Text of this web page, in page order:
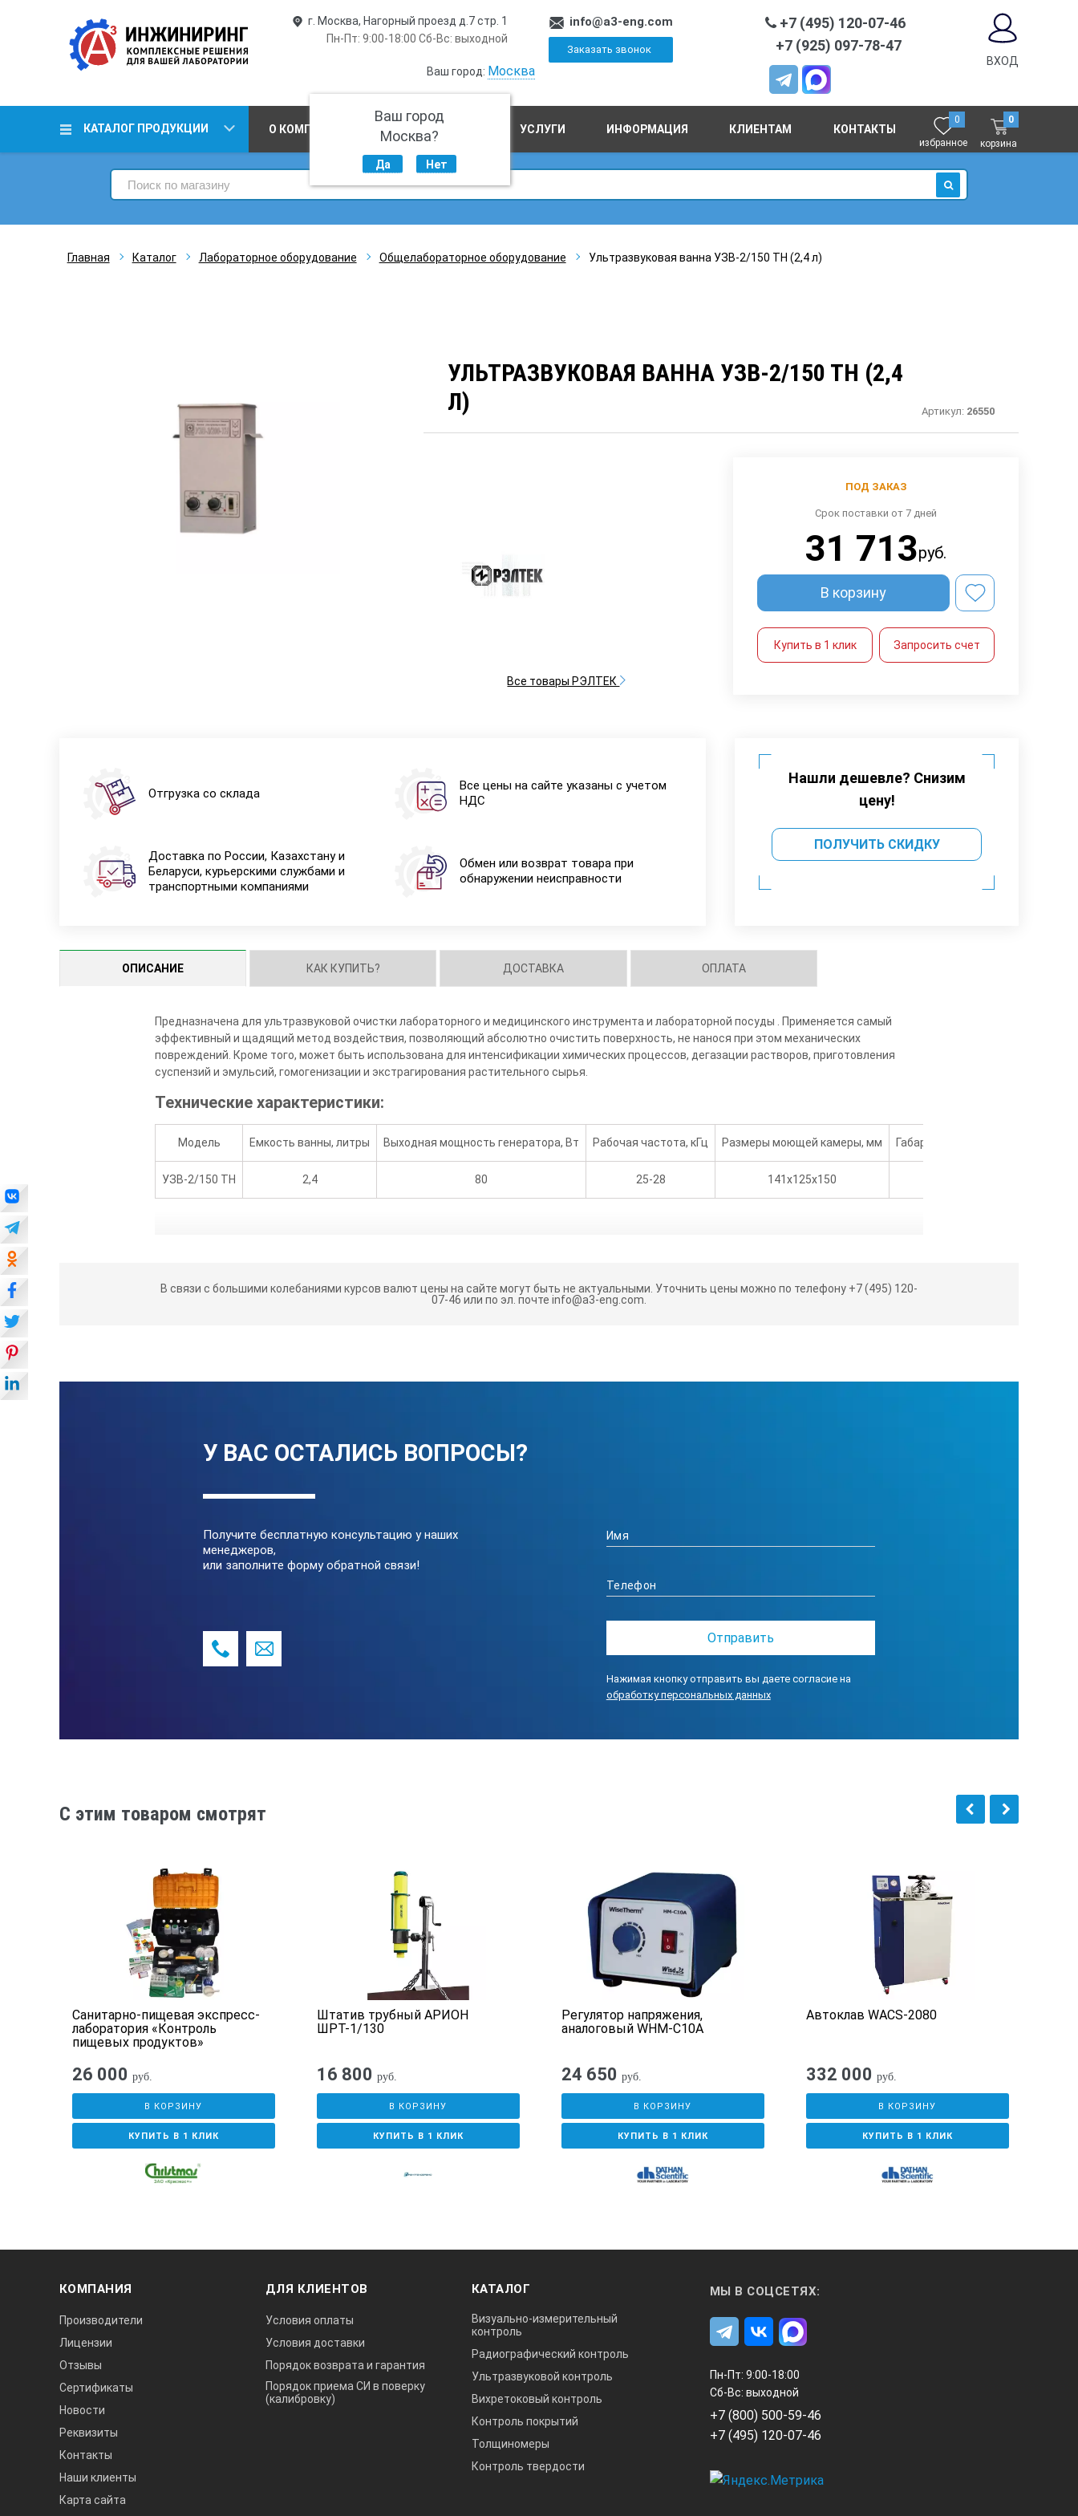
г. Москва, Нагорный проезд д.7 стр. 1
Пн-Пт: 9:00-18:00 Сб-Вс: выходной
Ваш город: Москва
Ваш город
Москва?
Да Нет
info@a3-eng.com
Заказать звонок
+7 (495) 120-07-46
+7 (925) 097-78-47
ВХОД
КАТАЛОГ ПРОДУКЦИИ О КОМПАНИИ ПРОИЗВОДСТВО УСЛУГИ ИНФОРМАЦИЯ КЛИЕНТАМ КОНТАКТЫ
0
избранное
0
корзина
ИСКАТЬ
Главная Каталог Лабораторное оборудование Общелабораторное оборудование Ультразвуковая ванна УЗВ-2/150 ТН (2,4 л)
УЛЬТРАЗВУКОВАЯ ВАННА УЗВ-2/150 ТН (2,4
Л)
Артикул: 26550
Все товары РЭЛТЕК
ПОД ЗАКАЗ
Срок поставки от 7 дней
31 713руб.
В корзину
Купить в 1 клик Запросить счет
Отгрузка со склада
Все цены на сайте указаны с учетом
НДС
Доставка по России, Казахстану и
Беларуси, курьерскими службами и
транспортными компаниями
Обмен или возврат товара при
обнаружении неисправности
Нашли дешевле? Снизим
цену!
ПОЛУЧИТЬ СКИДКУ
ОПИСАНИЕ КАК КУПИТЬ? ДОСТАВКА ОПЛАТА
Предназначена для ультразвуковой очистки лабораторного и медицинского инструмента и лабораторной посуды . Применяется самый
эффективный и щадящий метод воздействия, позволяющий абсолютно очистить поверхность, не нанося при этом механических
повреждений. Кроме того, может быть использована для интенсификации химических процессов, дегазации растворов, приготовления
суспензий и эмульсий, гомогенизации и экстрагирования растительного сырья.
Технические характеристики:
Модель Емкость ванны, литры Выходная мощность генератора, Вт Рабочая частота, кГц Размеры моющей камеры, мм Габаритные размеры, мм
УЗВ-2/150 ТН 2,4 80 25-28 141х125х150
В связи с большими колебаниями курсов валют цены на сайте могут быть не актуальными. Уточнить цены можно по телефону +7 (495) 120-
07-46 или по эл. почте info@a3-eng.com.
У ВАС ОСТАЛИСЬ ВОПРОСЫ?
Получите бесплатную консультацию у наших
менеджеров,
или заполните форму обратной связи!
Нажимая кнопку отправить вы даете согласие на
обработку персональных данных
C этим товаром смотрят
Санитарно-пищевая экспресс-
лаборатория «Контроль
пищевых продуктов»
26 000 руб.
В КОРЗИНУ
КУПИТЬ В 1 КЛИК
Штатив трубный АРИОН
ШРТ-1/130
16 800 руб.
В КОРЗИНУ
КУПИТЬ В 1 КЛИК
Регулятор напряжения,
аналоговый WHM-C10A
24 650 руб.
В КОРЗИНУ
КУПИТЬ В 1 КЛИК
Автоклав WACS-2080
332 000 руб.
В КОРЗИНУ
КУПИТЬ В 1 КЛИК
КОМПАНИЯ
Производители
Лицензии
Отзывы
Сертификаты
Новости
Реквизиты
Контакты
Наши клиенты
Карта сайта
ДЛЯ КЛИЕНТОВ
Условия оплаты
Условия доставки
Порядок возврата и гарантия
Порядок приема СИ в поверку
(калибровку)
КАТАЛОГ
Визуально-измерительный
контроль
Радиографический контроль
Ультразвуковой контроль
Вихретоковый контроль
Контроль покрытий
Толщиномеры
Контроль твердости
МЫ В СОЦСЕТЯХ:
Пн-Пт: 9:00-18:00
Сб-Вс: выходной
+7 (800) 500-59-46
+7 (495) 120-07-46